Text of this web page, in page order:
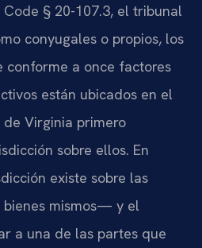
§ 20-107.3, el tribunal
conyugales o propios, los
conforme a once factores
están ubicados en el
Virginia primero
sobre ellos. En
existe sobre las
mismos— y el
a una de las partes que